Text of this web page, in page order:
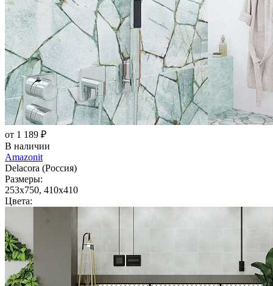
от 1 189 ₽
В наличии
Amazonit
Delacora (Россия)
Размеры:
253x750, 410x410
Цвета: